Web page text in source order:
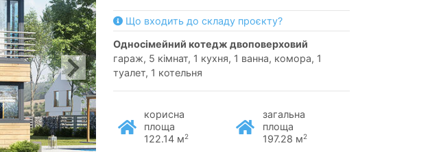
Що входить до складу проєкту?
односімейний котедж двоповерховий
гараж, 5 кімнат, 1 кухня, 1 ванна, комора, 1
туалет, 1 котельня
корисна
площа
122.14 м2
загальна
площа
197.28 м2